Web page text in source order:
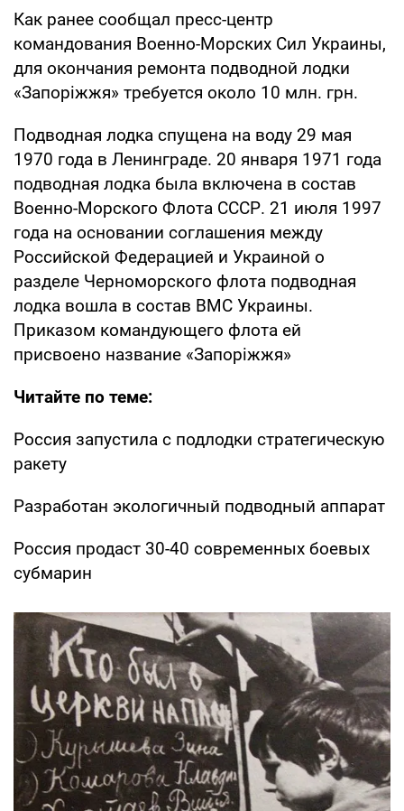
Как ранее сообщал пресс-центр
командования Военно-Морских Сил Украины,
для окончания ремонта подводной лодки
«Запоріжжя» требуется около 10 млн. грн.
Подводная лодка спущена на воду 29 мая
1970 года в Ленинграде. 20 января 1971 года
подводная лодка была включена в состав
Военно-Морского Флота СССР. 21 июля 1997
года на основании соглашения между
Российской Федерацией и Украиной о
разделе Черноморского флота подводная
лодка вошла в состав ВМС Украины.
Приказом командующего флота ей
присвоено название «Запоріжжя»
Читайте по теме:
Россия запустила с подлодки стратегическую
ракету
Разработан экологичный подводный аппарат
Россия продаст 30-40 современных боевых
субмарин